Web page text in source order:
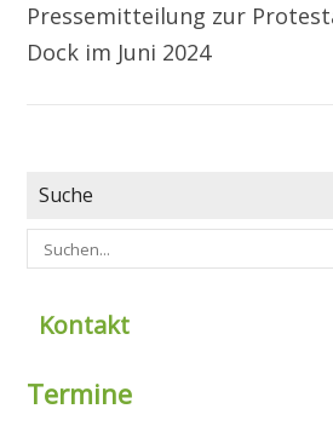
Pressemitteilung zur
Dock im Juni 2024
Suche
Kontakt
Termine